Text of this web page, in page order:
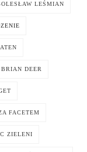
LEŚMIAN
BRIAN DEER
FACETEM
ZIELENI